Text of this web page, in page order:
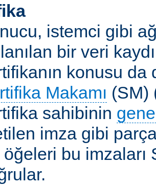
istemci gibi
bir veri
konusu da
Makamı (SM)
sahibinin
imza gibi
bu imzaları